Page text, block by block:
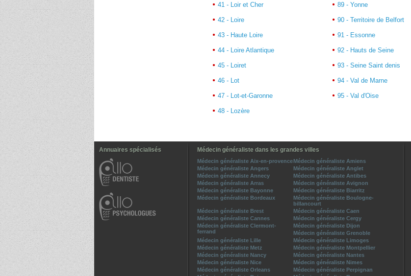
41 - Loir et Cher
42 - Loire
43 - Haute Loire
44 - Loire Atlantique
45 - Loiret
46 - Lot
47 - Lot-et-Garonne
48 - Lozère
89 - Yonne
90 - Territoire de Belfort
91 - Essonne
92 - Hauts de Seine
93 - Seine Saint denis
94 - Val de Marne
95 - Val d'Oise
Annuaires spécialisés Médecin généraliste dans les grandes villes
Médecin généraliste Aix-en-provenceMédecin généraliste Amiens
Médecin généraliste Angers
Médecin généraliste Anglet
Médecin généraliste Annecy
Médecin généraliste Antibes
Médecin généraliste Arras
Médecin généraliste Avignon
Médecin généraliste Bayonne
Médecin généraliste Biarritz
Médecin généraliste Bordeaux
Médecin généraliste Boulogne-
billancourt
Médecin généraliste Brest
Médecin généraliste Caen
Médecin généraliste Cannes
Médecin généraliste Cergy
Médecin généraliste Clermont-
ferrand
Médecin généraliste Dijon
Médecin généraliste Grenoble
Médecin généraliste Lille
Médecin généraliste Limoges
Médecin généraliste Metz
Médecin généraliste Montpellier
Médecin généraliste Nancy
Médecin généraliste Nantes
Médecin généraliste Nice
Médecin généraliste Nimes
Médecin généraliste Orleans
Médecin généraliste Perpignan